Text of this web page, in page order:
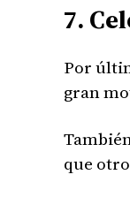
7.
Por
gran
que